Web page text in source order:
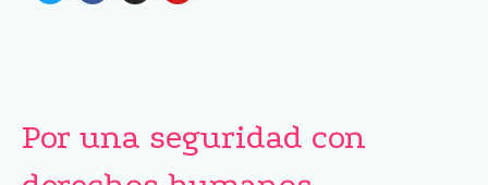
Por una seguridad con